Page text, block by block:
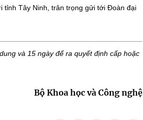
tỉnh Tây Ninh, trân trọng gửi tới Đoàn đại
và 15 ngày để ra quyết định cấp hoặc
Bộ Khoa học và Công nghệ